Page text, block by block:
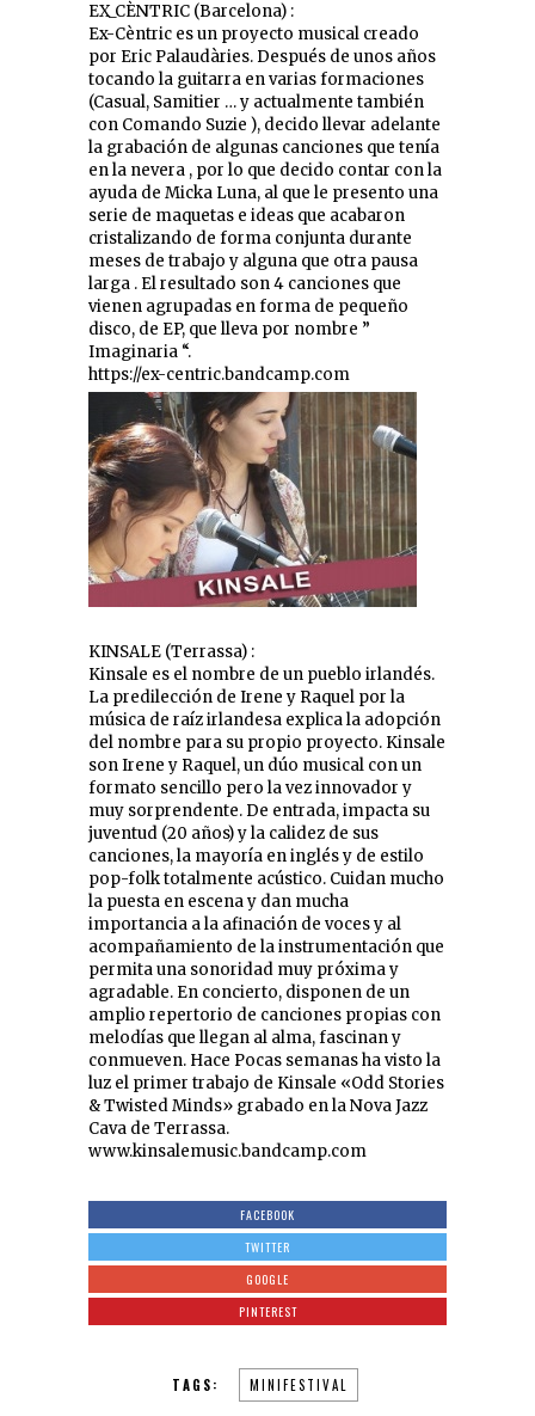
EX_CÈNTRIC (Barcelona) :
Ex-Cèntric es un proyecto musical creado
por Eric Palaudàries. Después de unos años
tocando la guitarra en varias formaciones
(Casual, Samitier … y actualmente también
con Comando Suzie ), decido llevar adelante
la grabación de algunas canciones que tenía
en la nevera , por lo que decido contar con la
ayuda de Micka Luna, al que le presento una
serie de maquetas e ideas que acabaron
cristalizando de forma conjunta durante
meses de trabajo y alguna que otra pausa
larga . El resultado son 4 canciones que
vienen agrupadas en forma de pequeño
disco, de EP, que lleva por nombre ”
Imaginaria “.
https://ex-centric.bandcamp.com
KINSALE (Terrassa) :
Kinsale es el nombre de un pueblo irlandés.
La predilección de Irene y Raquel por la
música de raíz irlandesa explica la adopción
del nombre para su propio proyecto. Kinsale
son Irene y Raquel, un dúo musical con un
formato sencillo pero la vez innovador y
muy sorprendente. De entrada, impacta su
juventud (20 años) y la calidez de sus
canciones, la mayoría en inglés y de estilo
pop-folk totalmente acústico. Cuidan mucho
la puesta en escena y dan mucha
importancia a la afinación de voces y al
acompañamiento de la instrumentación que
permita una sonoridad muy próxima y
agradable. En concierto, disponen de un
amplio repertorio de canciones propias con
melodías que llegan al alma, fascinan y
conmueven. Hace Pocas semanas ha visto la
luz el primer trabajo de Kinsale «Odd Stories
& Twisted Minds» grabado en la Nova Jazz
Cava de Terrassa.
www.kinsalemusic.bandcamp.com
FACEBOOK
TWITTER
GOOGLE
PINTEREST
TAGS: MINIFESTIVAL